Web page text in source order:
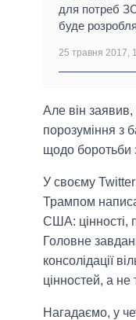
для потреб
буде
25 травня 2017,
Але він
порозуміння з
щодо боротьби
У своєму Twitter
Трампом
США: цінності,
Головне
консолідації
цінностей, а не
Нагадаємо, у